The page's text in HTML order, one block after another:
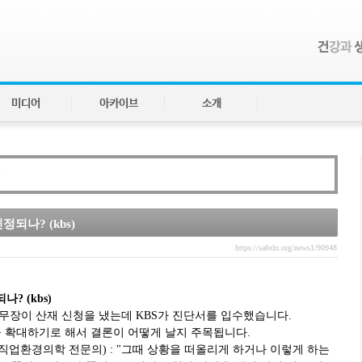
미디어 아카이브 소개
되나? (kbs)
https://safedu.org/news1/90948
나? (kbs)
장이 산재 신청을 냈는데 KBS가 진단서를 입수했습니다.
대하기로 해서 결론이 어떻게 날지 주목됩니다.
업환경의학 전문의) : "그때 상황을 떠올리게 하거나 이렇게 하는